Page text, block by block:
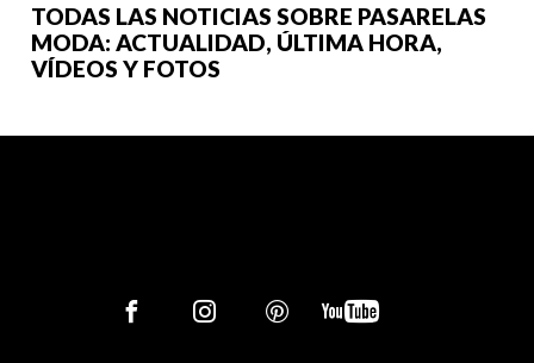
TODAS LAS NOTICIAS SOBRE PASARELAS
MODA: ACTUALIDAD, ÚLTIMA HORA,
VÍDEOS Y FOTOS